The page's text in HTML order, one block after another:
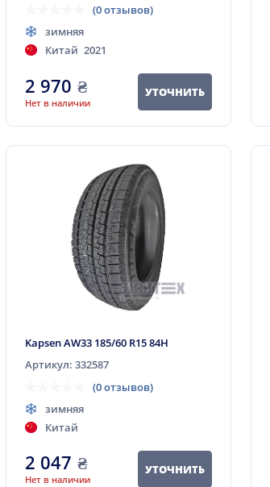
(0 отзывов)
зимняя
Китай 2021
2 970 ₴
Нет в наличии
УТОЧНИТЬ
Kapsen AW33 185/60 R15 84H
Артикул: 332587
(0 отзывов)
зимняя
Китай
2 047 ₴
Нет в наличии
УТОЧНИТЬ